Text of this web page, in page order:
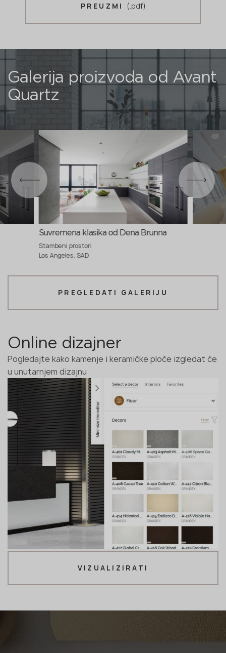
PREUZMI (.pdf)
Galerija proizvoda od Avant
Quartz
Suvremena klasika od Dena Brunna
Stambeni prostori
Los Angeles, SAD
PREGLEDATI GALERIJU
Online dizajner
Pogledajte kako kamenje i keramičke ploče izgledat će
u unutarnjem dizajnu
VIZUALIZIRATI